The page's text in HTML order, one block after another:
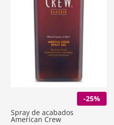
-25%
Spray de acabados
American Crew